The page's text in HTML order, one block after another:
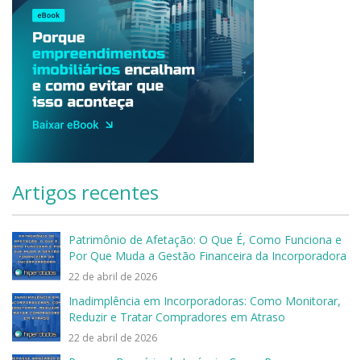
Artigos recentes
Patrimônio de Afetação: O Que É, Como Funciona e
Por Que Muda a Gestão Financeira da Incorporadora
22 de abril de 2026
Inadimplência em Incorporadoras: Como Monitorar,
Reduzir e Tratar Compradores em Atraso
22 de abril de 2026